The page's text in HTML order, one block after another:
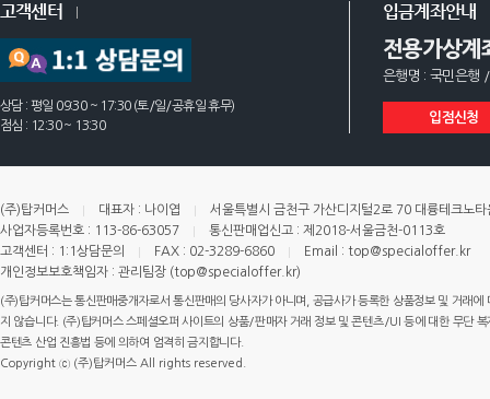
고객센터
상담 : 평일 09:30 ~ 17:30 (토/일/공휴일 휴무)
점심 : 12:30 ~ 13:30
입금계좌안내
전용가상계
은행명 : 국민은행
입점신청
(주)탑커머스 대표자 : 나이엽
서울특별시 금천구 가산디지털2로 70 대륭테크노
사업자등록번호 : 113-86-63057
통신판매업신고 : 제2018-서울금천-0113호
고객센터 : 1:1상담문의
FAX : 02-3289-6860
Email : top@specialoffer.kr
개인정보보호책임자 : 관리팀장 (top@specialoffer.kr)
(주)탑커머스는 통신판매중개자로서 통신판매의 당사자가 아니며, 공급사가 등록한 상품정보 및 거래
지 않습니다. (주)탑커머스 스페셜오퍼 사이트의 상품/판매자 거래 정보 및 콘텐츠/UI 등에 대한 무단
콘텐츠 산업 진흥법 등에 의하여 엄격히 금지합니다.
Copyright ⓒ (주)탑커머스 All rights reserved.